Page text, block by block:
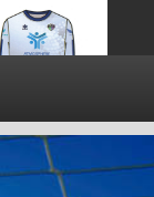
لوآنوی